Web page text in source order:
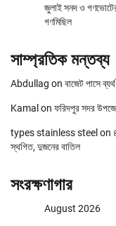
জুলাই সনদ ও গণভোটের
গণমিছিল
সাম্প্রতিক মন্তব্য
Abdullag on বাজেট পাসে
Kamal on ফরিদপুর সদর
types stainless steel on
স্থগিত, দুজনের বাতিল
সংরক্ষণাগার
August 2026